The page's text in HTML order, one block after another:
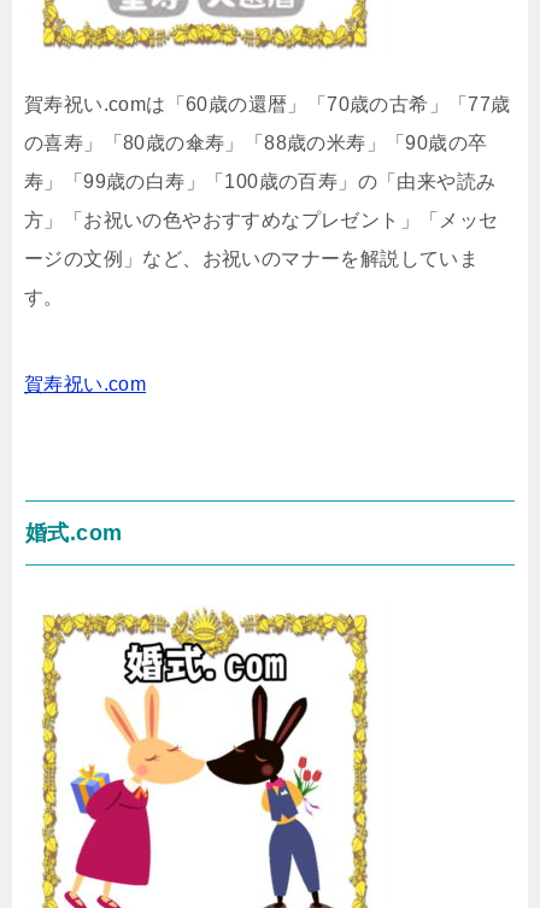
賀寿祝い.comは「60歳の還暦」「70歳の古希」「77歳
の喜寿」「80歳の傘寿」「88歳の米寿」「90歳の卒
寿」「99歳の白寿」「100歳の百寿」の「由来や読み
方」「お祝いの色やおすすめなプレゼント」「メッセ
ージの文例」など、お祝いのマナーを解説していま
す。
賀寿祝い.com
婚式.com